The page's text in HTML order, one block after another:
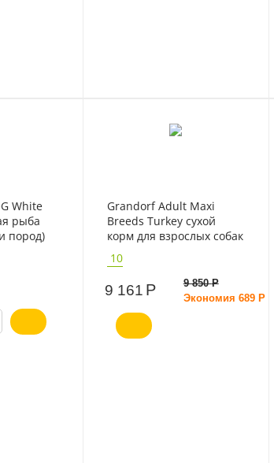
White
рыба
пород)
Grandorf Adult Maxi
Breeds Turkey сухой
корм для взрослых собак
крупных пород с
индейкой
10
9 161 Р 9 850 Р
Экономия 689 Р